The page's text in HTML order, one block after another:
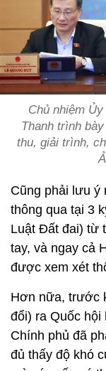
Chủ nhiệm
Thanh trình
thu, giải trình,
Cũng phải lưu ý
thông qua tại 3
Luật Đất đai) từ
tay, và ngay cả
được xem xét
Hơn nữa, trước
đổi) ra Quốc hội
Chính phủ đã
đủ thấy độ khó